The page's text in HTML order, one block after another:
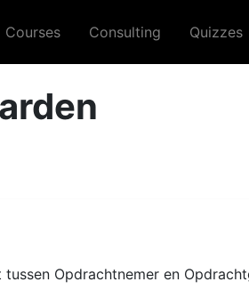
Courses Consulting Quizzes
tussen Opdrachtnemer en